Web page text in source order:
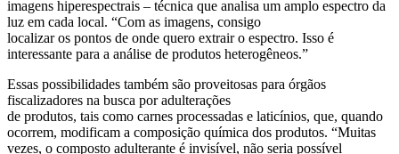
imagens hiperespectrais – técnica que analisa um amplo espectro da
luz em cada local. “Com as imagens, consigo
localizar os pontos de onde quero extrair o espectro. Isso é
interessante para a análise de produtos heterogêneos.”
Essas possibilidades também são proveitosas para órgãos
fiscalizadores na busca por adulterações
de produtos, tais como carnes processadas e laticínios, que, quando
ocorrem, modificam a composição química dos produtos. “Muitas
vezes, o composto adulterante é invisível, não seria possível